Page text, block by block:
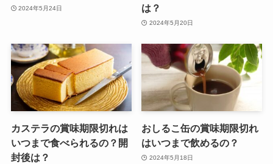
2024年5月24日
は？
2024年5月20日
カステラの賞味期限切れは
いつまで食べられるの？開
封後は？
おしるこ缶の賞味期限切れ
はいつまで飲めるの？
2024年5月18日